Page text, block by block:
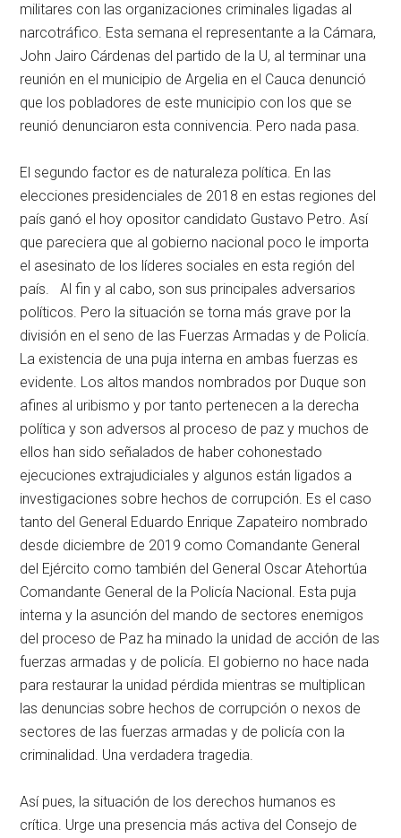
militares con las organizaciones criminales ligadas al
narcotráfico. Esta semana el representante a la Cámara,
John Jairo Cárdenas del partido de la U, al terminar una
reunión en el municipio de Argelia en el Cauca denunció
que los pobladores de este municipio con los que se
reunió denunciaron esta connivencia. Pero nada pasa.
El segundo factor es de naturaleza política. En las
elecciones presidenciales de 2018 en estas regiones del
país ganó el hoy opositor candidato Gustavo Petro. Así
que pareciera que al gobierno nacional poco le importa
el asesinato de los líderes sociales en esta región del
país. Al fin y al cabo, son sus principales adversarios
políticos. Pero la situación se torna más grave por la
división en el seno de las Fuerzas Armadas y de Policía.
La existencia de una puja interna en ambas fuerzas es
evidente. Los altos mandos nombrados por Duque son
afines al uribismo y por tanto pertenecen a la derecha
política y son adversos al proceso de paz y muchos de
ellos han sido señalados de haber cohonestado
ejecuciones extrajudiciales y algunos están ligados a
investigaciones sobre hechos de corrupción. Es el caso
tanto del General Eduardo Enrique Zapateiro nombrado
desde diciembre de 2019 como Comandante General
del Ejército como también del General Oscar Atehortúa
Comandante General de la Policía Nacional. Esta puja
interna y la asunción del mando de sectores enemigos
del proceso de Paz ha minado la unidad de acción de las
fuerzas armadas y de policía. El gobierno no hace nada
para restaurar la unidad pérdida mientras se multiplican
las denuncias sobre hechos de corrupción o nexos de
sectores de las fuerzas armadas y de policía con la
criminalidad. Una verdadera tragedia.
Así pues, la situación de los derechos humanos es
crítica. Urge una presencia más activa del Consejo de